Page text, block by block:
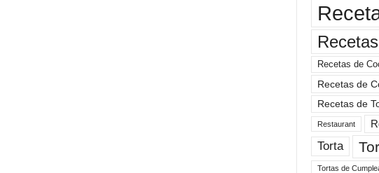
Recetas
Recetas de
Recetas de
Recetas de
Restaurant
Torta
Tortas de